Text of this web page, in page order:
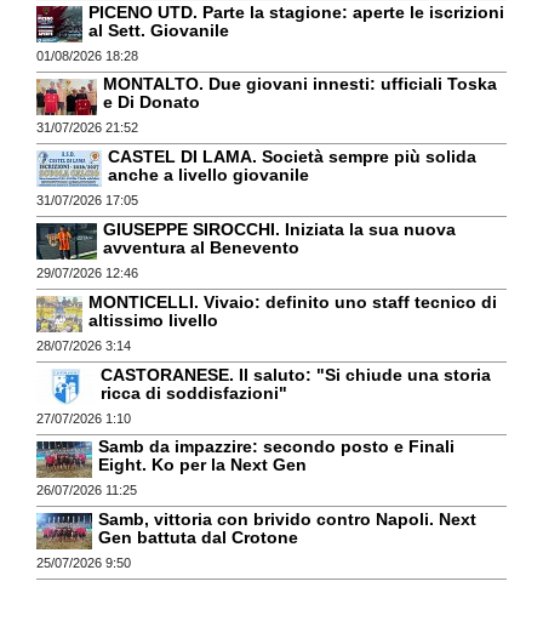
PICENO UTD. Parte la stagione: aperte le iscrizioni
al Sett. Giovanile
01/08/2026 18:28
MONTALTO. Due giovani innesti: ufficiali Toska
e Di Donato
31/07/2026 21:52
CASTEL DI LAMA. Società sempre più solida
anche a livello giovanile
31/07/2026 17:05
GIUSEPPE SIROCCHI. Iniziata la sua nuova
avventura al Benevento
29/07/2026 12:46
MONTICELLI. Vivaio: definito uno staff tecnico di
altissimo livello
28/07/2026 3:14
CASTORANESE. Il saluto: "Si chiude una storia
ricca di soddisfazioni"
27/07/2026 1:10
Samb da impazzire: secondo posto e Finali
Eight. Ko per la Next Gen
26/07/2026 11:25
Samb, vittoria con brivido contro Napoli. Next
Gen battuta dal Crotone
25/07/2026 9:50